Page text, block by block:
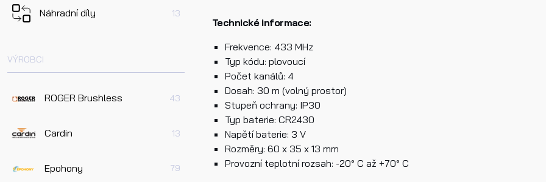
Náhradní díly 13
VÝROBCI
ROGER Brushless 43
Cardin 13
Epohony 79
Technické informace:
Frekvence: 433 MHz
Typ kódu: plovoucí
Počet kanálů: 4
Dosah: 30 m (volný prostor)
Stupeň ochrany: IP30
Typ baterie: CR2430
Napětí baterie: 3 V
Rozměry: 60 x 35 x 13 mm
Provozní teplotní rozsah: -20° C až +70° C
Telefon
Dotaz k produktu